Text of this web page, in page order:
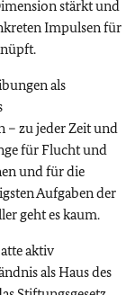
stärkt und
Impulsen für
als
– zu jeder Zeit und
für Flucht und
und für die
Aufgaben der
geht es kaum.
aktiv
als Haus des